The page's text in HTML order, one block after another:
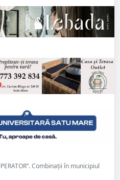
Combinații în municipiul